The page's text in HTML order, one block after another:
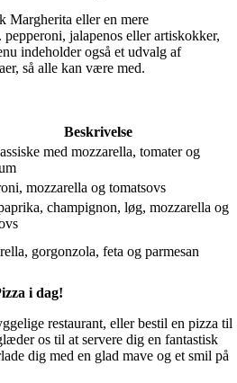
Margherita eller en mere
pepperoni, jalapenos eller artiskokker,
indeholder også et udvalg af
så alle kan være med.
Beskrivelse
med mozzarella, tomater og
mozzarella og tomatsovs
champignon, løg, mozzarella og
gorgonzola, feta og parmesan
i dag!
restaurant, eller bestil en pizza til
os til at servere dig en fantastisk
dig med en glad mave og et smil på